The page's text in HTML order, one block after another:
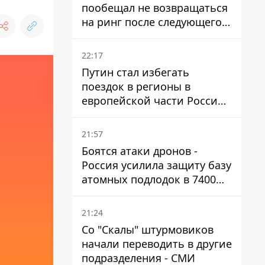
пообещал не возвращаться
на ринг после следующего
боя
22:17
Путин стал избегать
поездок в регионы в
европейской части России,
куда регулярно долетают
дроны
21:57
Боятся атаки дронов -
Россия усилила защиту базу
атомных подлодок в 7400
км от Украины
21:24
Со "Скалы" штурмовиков
начали переводить в другие
подразделения - СМИ